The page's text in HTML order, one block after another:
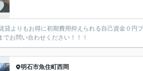
貸よりもお得に初期費用抑えられる自己資金０円
お問い合わせください！！！
明石市魚住町西岡